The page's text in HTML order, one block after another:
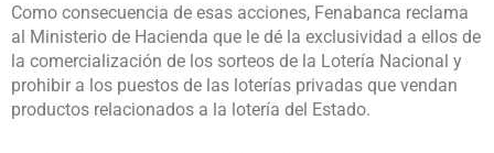
Como consecuencia de esas acciones, Fenabanca reclama
al Ministerio de Hacienda que le dé la exclusividad a ellos de
la comercialización de los sorteos de la Lotería Nacional y
prohibir a los puestos de las loterías privadas que vendan
productos relacionados a la lotería del Estado.